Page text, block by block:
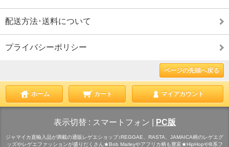
配送方法･送料について
プライバシーポリシー
ページの先頭へ戻る
ホーム カート マイアカウント
表示切替 : スマートフォン PC版
ジャマイカ直輸入品が満載の通販レゲエショップ♪REGGAE、RASTA、JAMAICA柄のレゲエグ
ッズやレゲエファッションが盛りだくさん★Bob Marleyやアフリカ柄も豊富★HipHopやB系フ